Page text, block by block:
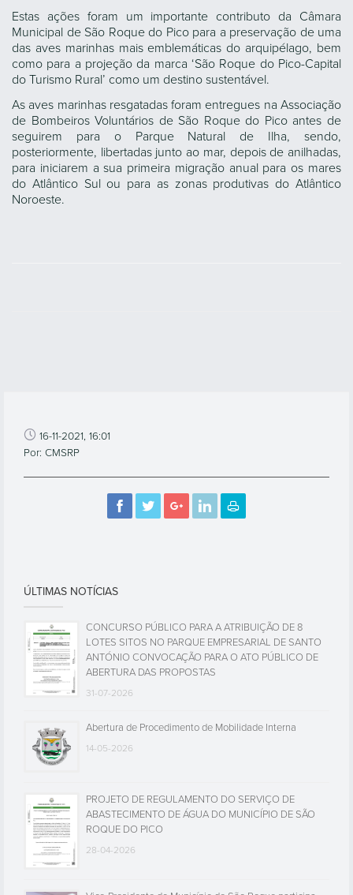
Estas ações foram um importante contributo da Câmara
Municipal de São Roque do Pico para a preservação de uma
das aves marinhas mais emblemáticas do arquipélago, bem
como para a projeção da marca ‘São Roque do Pico-Capital
do Turismo Rural’ como um destino sustentável.
As aves marinhas resgatadas foram entregues na Associação
de Bombeiros Voluntários de São Roque do Pico antes de
seguirem para o Parque Natural de Ilha, sendo,
posteriormente, libertadas junto ao mar, depois de anilhadas,
para iniciarem a sua primeira migração anual para os mares
do Atlântico Sul ou para as zonas produtivas do Atlântico
Noroeste.
16-11-2021, 16:01
Por: CMSRP
ÚLTIMAS NOTÍCIAS
CONCURSO PÚBLICO PARA A ATRIBUIÇÃO DE 8
LOTES SITOS NO PARQUE EMPRESARIAL DE SANTO
ANTÓNIO CONVOCAÇÃO PARA O ATO PÚBLICO DE
ABERTURA DAS PROPOSTAS
31-07-2026
Abertura de Procedimento de Mobilidade Interna
14-05-2026
PROJETO DE REGULAMENTO DO SERVIÇO DE
ABASTECIMENTO DE ÁGUA DO MUNICÍPIO DE SÃO
ROQUE DO PICO
28-04-2026